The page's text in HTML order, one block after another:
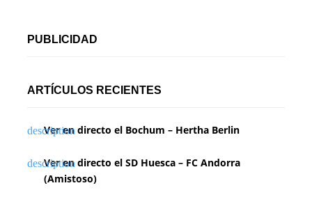
PUBLICIDAD
ARTÍCULOS RECIENTES
Ver en directo el Bochum – Hertha Berlin
Ver en directo el SD Huesca – FC Andorra
(Amistoso)